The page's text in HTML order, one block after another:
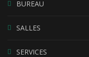
BUREAU
SALLES
SERVICES